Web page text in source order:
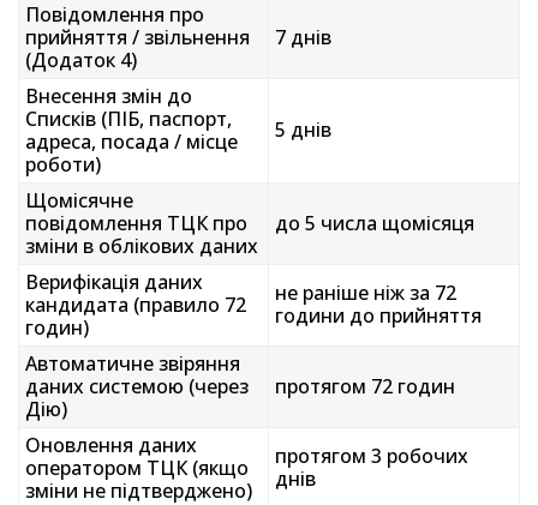
Повідомлення про
прийняття / звільнення
(Додаток 4)
7 днів
Внесення змін до
Списків (ПІБ, паспорт,
адреса, посада / місце
роботи)
5 днів
Щомісячне
повідомлення ТЦК про
зміни в облікових даних
до 5 числа щомісяця
Верифікація даних
кандидата (правило 72
годин)
не раніше ніж за 72
години до прийняття
Автоматичне звіряння
даних системою (через
Дію)
протягом 72 годин
Оновлення даних
оператором ТЦК (якщо
зміни не підтверджено)
протягом 3 робочих
днів